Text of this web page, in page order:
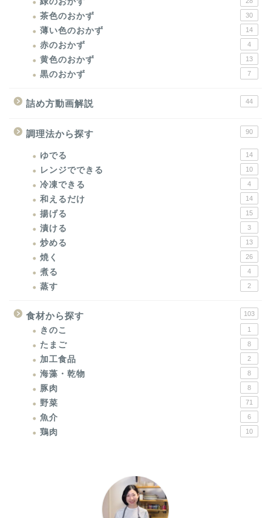
茶色のおかず 30
薄い色のおかず 14
赤のおかず 4
黄色のおかず 13
黒のおかず 7
詰め方動画解説 44
調理法から探す 90
ゆでる 14
レンジでできる 10
冷凍できる 4
和えるだけ 14
揚げる 15
漬ける 3
炒める 13
焼く 26
煮る 4
蒸す 2
食材から探す 103
きのこ 1
たまご 8
加工食品 2
海藻・乾物 8
豚肉 8
野菜 71
魚介 6
鶏肉 10